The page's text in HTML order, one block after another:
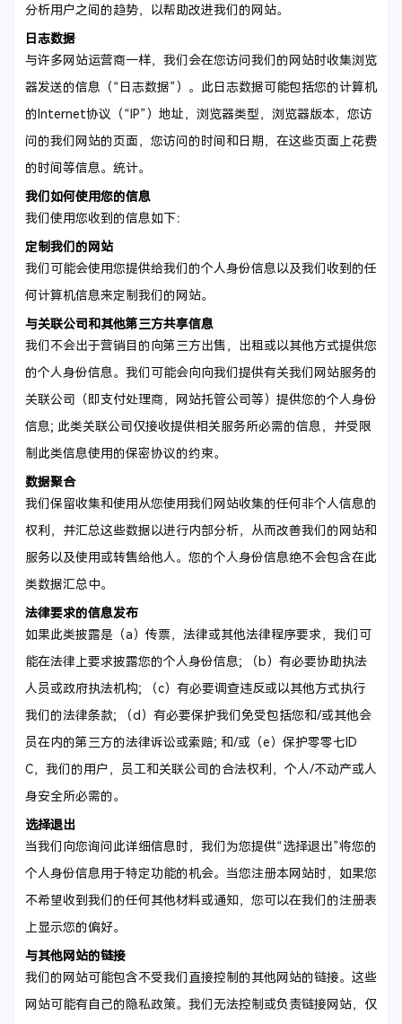
分析用户之间的趋势，以帮助改进我们的网站。
日志数据
与许多网站运营商一样，我们会在您访问我们的网站时收集浏览
器发送的信息（“日志数据”）。此日志数据可能包括您的计算机
的Internet协议（“IP”）地址，浏览器类型，浏览器版本，您访
问的我们网站的页面，您访问的时间和日期，在这些页面上花费
的时间等信息。统计。
我们如何使用您的信息
我们使用您收到的信息如下：
定制我们的网站
我们可能会使用您提供给我们的个人身份信息以及我们收到的任
何计算机信息来定制我们的网站。
与关联公司和其他第三方共享信息
我们不会出于营销目的向第三方出售，出租或以其他方式提供您
的个人身份信息。我们可能会向向我们提供有关我们网站服务的
关联公司（即支付处理商，网站托管公司等）提供您的个人身份
信息; 此类关联公司仅接收提供相关服务所必需的信息，并受限
制此类信息使用的保密协议的约束。
数据聚合
我们保留收集和使用从您使用我们网站收集的任何非个人信息的
权利，并汇总这些数据以进行内部分析，从而改善我们的网站和
服务以及使用或转售给他人。您的个人身份信息绝不会包含在此
类数据汇总中。
法律要求的信息发布
如果此类披露是（a）传票，法律或其他法律程序要求，我们可
能在法律上要求披露您的个人身份信息; （b）有必要协助执法
人员或政府执法机构; （c）有必要调查违反或以其他方式执行
我们的法律条款; （d）有必要保护我们免受包括您和/或其他会
员在内的第三方的法律诉讼或索赔; 和/或（e）保护零零七ID
C，我们的用户，员工和关联公司的合法权利，个人/不动产或人
身安全所必需的。
选择退出
当我们向您询问此详细信息时，我们为您提供“选择退出”将您的
个人身份信息用于特定功能的机会。当您注册本网站时，如果您
不希望收到我们的任何其他材料或通知，您可以在我们的注册表
上显示您的偏好。
与其他网站的链接
我们的网站可能包含不受我们直接控制的其他网站的链接。这些
网站可能有自己的隐私政策。我们无法控制或负责链接网站，仅